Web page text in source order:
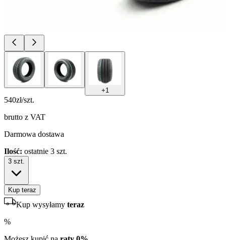
+1
540zł/szt.
brutto z VAT
Darmowa dostawa
Ilość: ostatnie 3 szt.
3 szt.
Kup teraz
Kup wysyłamy teraz
%